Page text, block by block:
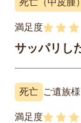
満足度
サッパリし
死亡 ご遺族様
満足度